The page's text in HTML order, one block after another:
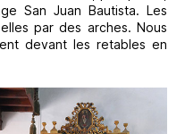
San Juan Bautista. Les
par des arches. Nous
devant les retables en